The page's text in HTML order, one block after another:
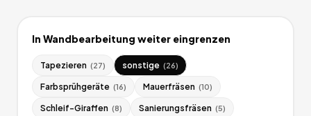
In Wandbearbeitung weiter eingrenzen
Tapezieren (27) sonstige (26)
Farbsprühgeräte (16) Mauerfräsen (10)
Schleif-Giraffen (8) Sanierungsfräsen (5)